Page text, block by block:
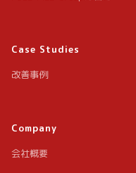
Case Studies
改善事例
Company
会社概要